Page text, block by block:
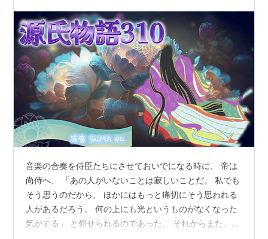
音楽の合奏を侍臣たちにさせておいでになる時に、 帝は
尚侍へ、 「あの人がいないことは寂しいことだ。 私でも
そう思うのだから、 ほかにはもっと痛切にそう思われる
人があるだろう。 何の上にも光というものがなくなった
気がする」 と仰せられるのであった。 それからまた、